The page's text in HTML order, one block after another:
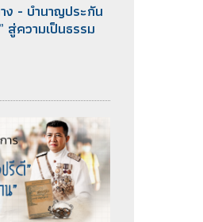
ง - บำนาญประกัน
สู่ความเป็นธรรม